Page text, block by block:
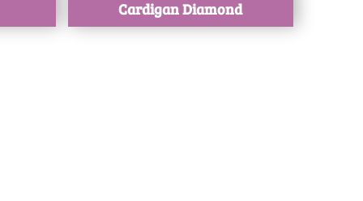
Cardigan Diamond